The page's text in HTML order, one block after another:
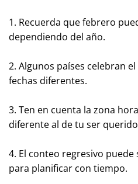
1. Recuerda que febrero
dependiendo del año.
2. Algunos países celebran
fechas diferentes.
3. Ten en cuenta la zona
diferente al de tu ser
4. El conteo regresivo
para planificar con tiempo.